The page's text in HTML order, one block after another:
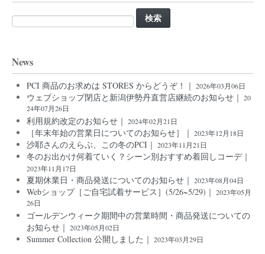
検
索:
News
PCI 商品のお求めは STORES からどうぞ！｜ 2026年03月06日
ウェブショップ閉店と新潟伊勢丹直営店継続のお知らせ｜ 20
24年07月26日
利用規約改定のお知らせ｜ 2024年02月21日
［年末年始の営業日についてのお知らせ］｜ 2023年12月18日
沙耶さんのえらぶ、この冬のPCI｜ 2023年11月21日
冬のお出かけ何着ていく？シーン別おすすめ着回しコーデ｜
2023年11月17日
夏期休業日・商品発送についてのお知らせ｜ 2023年08月04日
Webショップ［ご自宅試着サービス］(5/26~5/29)｜ 2023年05月
26日
ゴールデンウィーク期間中の営業時間・商品発送についての
お知らせ｜ 2023年05月02日
Summer Collection 公開しました｜ 2023年03月29日